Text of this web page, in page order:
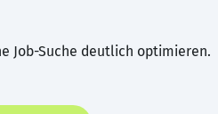
Job-Suche deutlich optimieren.